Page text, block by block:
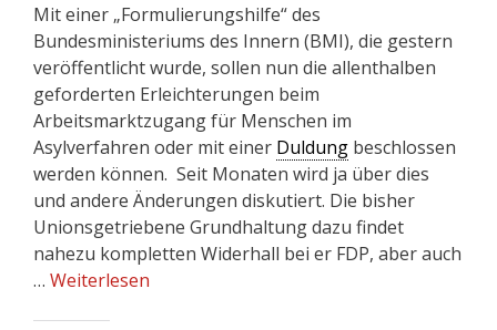
Mit einer „Formulierungshilfe“ des
Bundesministeriums des Innern (BMI), die gestern
veröffentlicht wurde, sollen nun die allenthalben
geforderten Erleichterungen beim
Arbeitsmarktzugang für Menschen im
Asylverfahren oder mit einer Duldung beschlossen
werden können. Seit Monaten wird ja über dies
und andere Änderungen diskutiert. Die bisher
Unionsgetriebene Grundhaltung dazu findet
nahezu kompletten Widerhall bei er FDP, aber auch
… Weiterlesen